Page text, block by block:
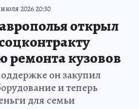
2026 20:30
открыл
ремонта кузовов
он закупил
и теперь
для семьи